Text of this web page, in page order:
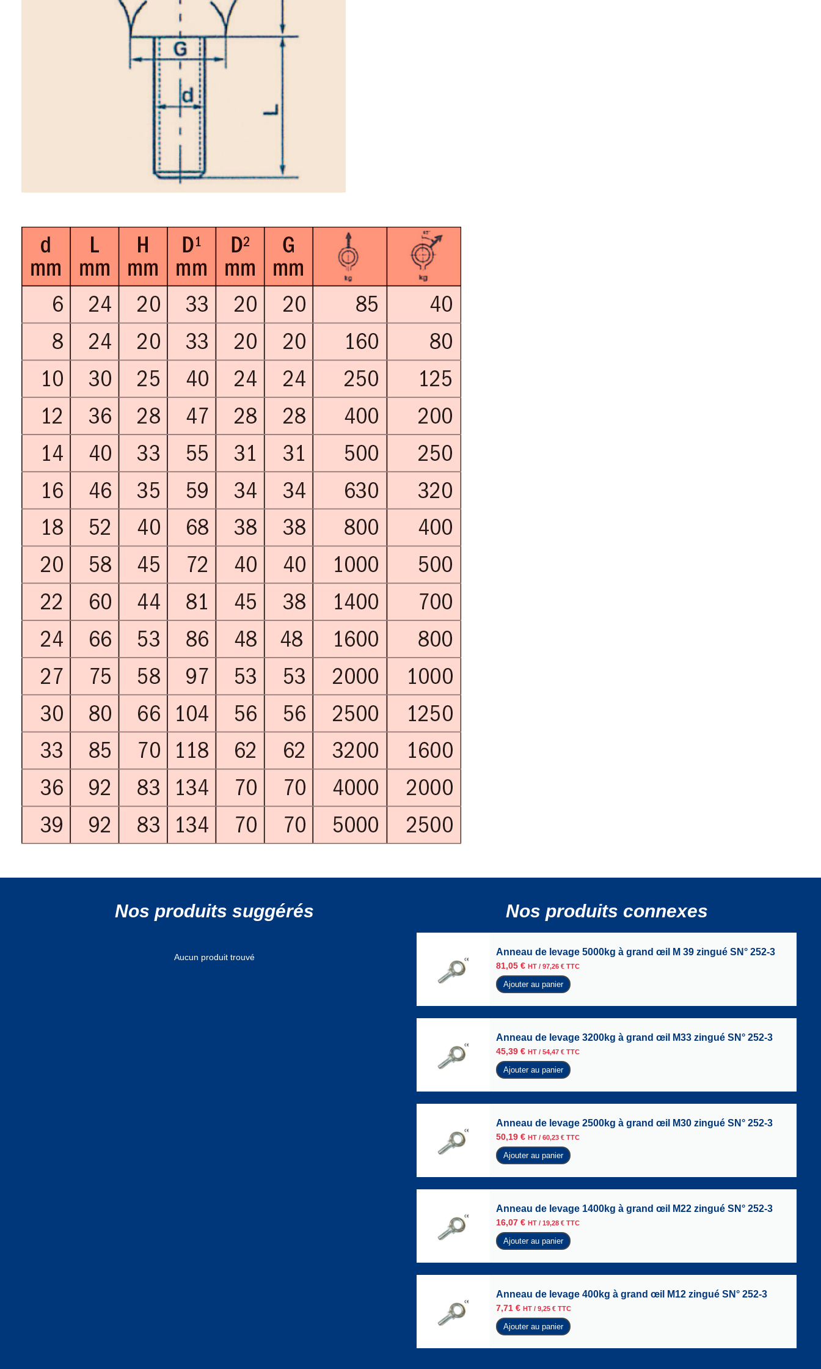
Nos produits suggérés
Aucun produit trouvé
Nos produits connexes
Anneau de levage 5000kg à grand œil M 39 zingué SN° 252-3
81,05 € HT / 97,26 € TTC
Ajouter au panier
Anneau de levage 3200kg à grand œil M33 zingué SN° 252-3
45,39 € HT / 54,47 € TTC
Ajouter au panier
Anneau de levage 2500kg à grand œil M30 zingué SN° 252-3
50,19 € HT / 60,23 € TTC
Ajouter au panier
Anneau de levage 1400kg à grand œil M22 zingué SN° 252-3
16,07 € HT / 19,28 € TTC
Ajouter au panier
Anneau de levage 400kg à grand œil M12 zingué SN° 252-3
7,71 € HT / 9,25 € TTC
Ajouter au panier